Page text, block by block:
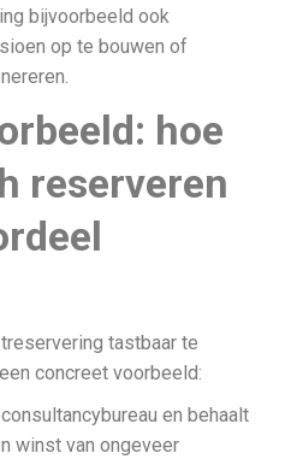
bijvoorbeeld ook
op te bouwen of
hoe
reserveren
tastbaar te
concreet voorbeeld:
en behaalt
winst van ongeveer